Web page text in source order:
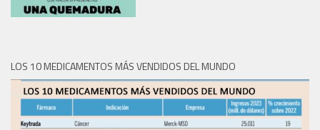
LOS 10 MEDICAMENTOS MÁS VENDIDOS DEL MUNDO